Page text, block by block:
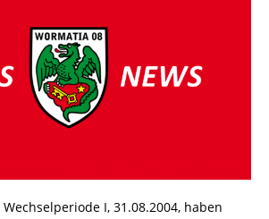
I, 31.08.2004, haben